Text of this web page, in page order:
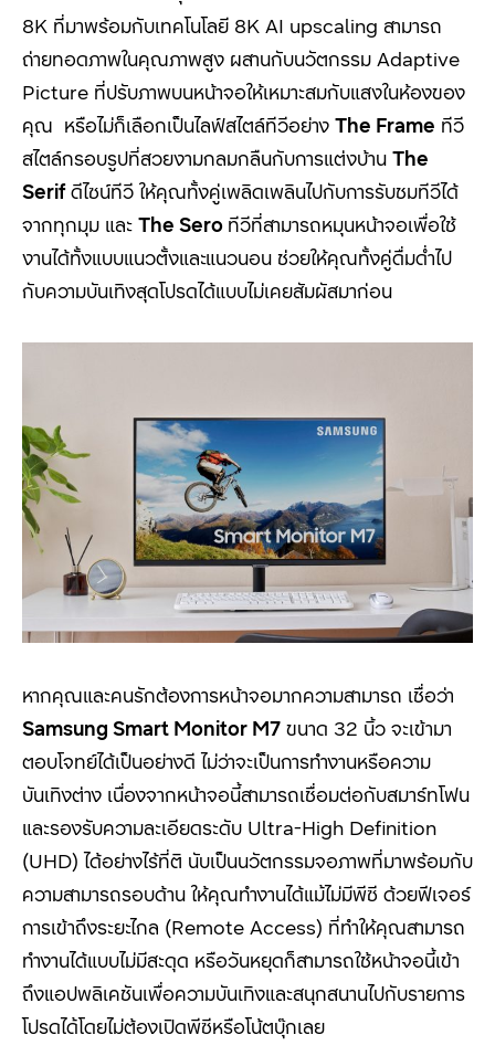
8K ที่มาพร้อมกับเทคโนโลยี 8K AI upscaling สามารถ
ถ่ายทอดภาพในคุณภาพสูง ผสานกับนวัตกรรม Adaptive
Picture ที่ปรับภาพบนหน้าจอให้เหมาะสมกับแสงในห้องของ
คุณ หรือไม่ก็เลือกเป็นไลฟ์สไตล์ทีวีอย่าง The Frame ทีวี
สไตล์กรอบรูปที่สวยงามกลมกลืนกับการแต่งบ้าน The
Serifดีไซน์ทีวี ให้คุณทั้งคู่เพลิดเพลินไปกับการรับชมทีวีได้
จากทุกมุม และ The Sero ทีวีที่สามารถหมุนหน้าจอเพื่อใช้
งานได้ทั้งแบบแนวตั้งและแนวนอน ช่วยให้คุณทั้งคู่ดื่มด่ำไป
กับความบันเทิงสุดโปรดได้แบบไม่เคยสัมผัสมาก่อน
หากคุณและคนรักต้องการหน้าจอมากความสามารถ เชื่อว่า
Samsung Smart Monitor M7 ขนาด 32 นิ้ว จะเข้ามา
ตอบโจทย์ได้เป็นอย่างดี ไม่ว่าจะเป็นการทำงานหรือความ
บันเทิงต่าง เนื่องจากหน้าจอนี้สามารถเชื่อมต่อกับสมาร์ทโฟน
และรองรับความละเอียดระดับ Ultra-High Definition
(UHD)ได้อย่างไร้ที่ติ นับเป็นนวัตกรรมจอภาพที่มาพร้อมกับ
ความสามารถรอบด้าน ให้คุณทำงานได้แม้ไม่มีพีซี ด้วยฟีเจอร์
การเข้าถึงระยะไกล (Remote Access) ที่ทำให้คุณสามารถ
ทำงานได้แบบไม่มีสะดุด หรือวันหยุดก็สามารถใช้หน้าจอนี้เข้า
ถึงแอปพลิเคชันเพื่อความบันเทิงและสนุกสนานไปกับรายการ
โปรดได้โดยไม่ต้องเปิดพีซีหรือโน้ตบุ๊กเลย